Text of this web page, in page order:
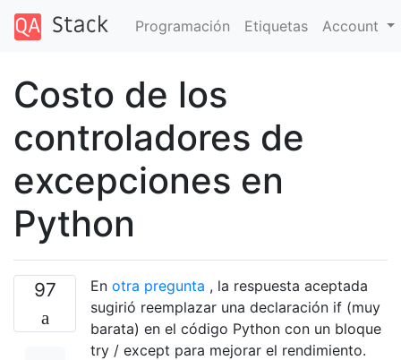
Programación Etiquetas Account
Costo de los
controladores de
excepciones en
Python
97 En otra pregunta , la respuesta aceptada
sugirió reemplazar una declaración if (muy
barata) en el código Python con un bloque
try / except para mejorar el rendimiento.